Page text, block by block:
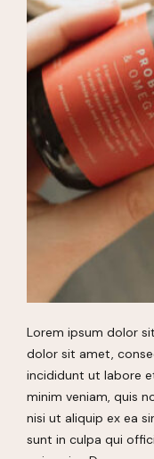
Lorem ipsum dolor
dolor sit amet,
incididunt ut labore
minim veniam, quis
nisi ut aliquip ex ea
sunt in culpa qui